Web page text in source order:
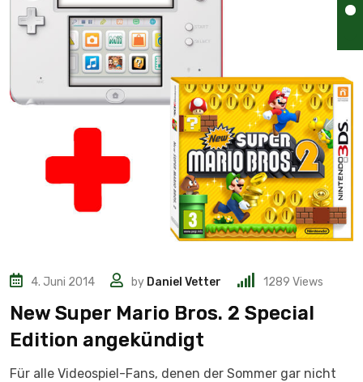
4. Juni 2014 by Daniel Vetter 1289 Views
New Super Mario Bros. 2 Special
Edition angekündigt
Für alle Videospiel-Fans, denen der Sommer gar nicht